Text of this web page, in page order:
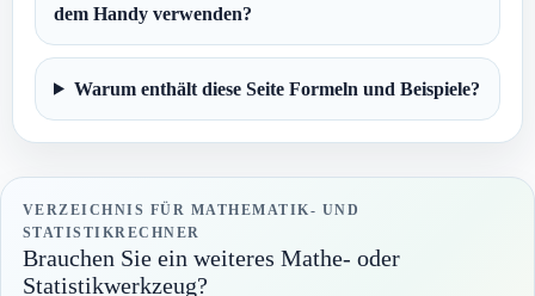
dem Handy verwenden?
Warum enthält diese Seite Formeln und Beispiele?
VERZEICHNIS FÜR MATHEMATIK- UND
STATISTIKRECHNER
Brauchen Sie ein weiteres Mathe- oder
Statistikwerkzeug?